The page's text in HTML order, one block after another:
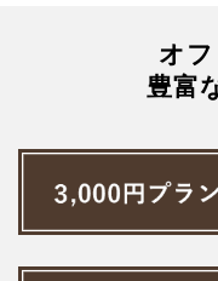
オ
豊富